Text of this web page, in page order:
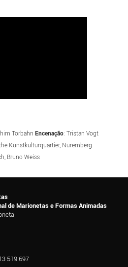
TorbahnEncenação: Tristan Vogt
Kunstkulturquartier, Nuremberg
Bruno Weiss
de Marionetas e Formas Animadas
519 697